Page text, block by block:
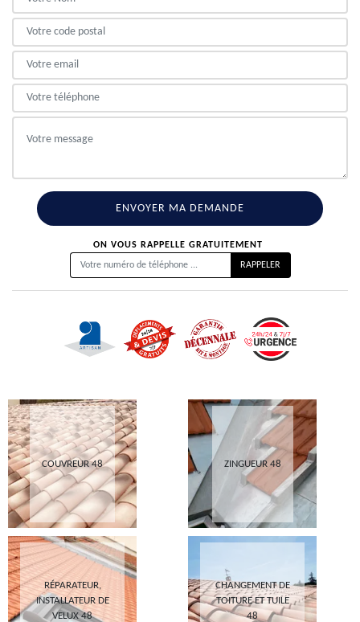
ON VOUS RAPPELLE GRATUITEMENT
COUVREUR 48 ZINGUEUR 48
RÉPARATEUR,
INSTALLATEUR DE
VELUX 48
CHANGEMENT DE
TOITURE ET TUILE
48